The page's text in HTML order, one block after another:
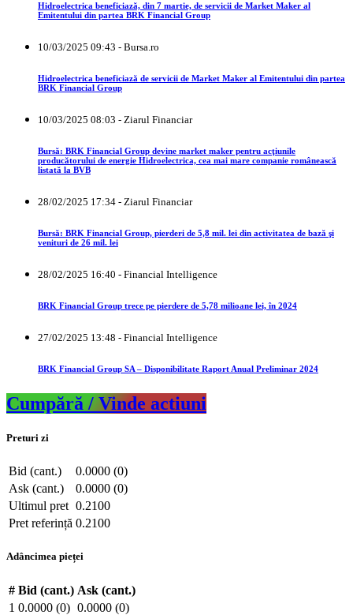
Hidroelectrica beneficiază, din 7 martie, de servicii de Market Maker al
Emitentului din partea BRK Financial Group
10/03/2025 09:43 - Bursa.ro
Hidroelectrica beneficiază de servicii de Market Maker al Emitentului din partea
BRK Financial Group
10/03/2025 08:03 - Ziarul Financiar
Bursă: BRK Financial Group devine market maker pentru acţiunile
producătorului de energie Hidroelectrica, cea mai mare companie românească
listată la BVB
28/02/2025 17:34 - Ziarul Financiar
Bursă: BRK Financial Group, pierderi de 5,8 mil. lei din activitatea de bază şi
venituri de 26 mil. lei
28/02/2025 16:40 - Financial Intelligence
BRK Financial Group trece pe pierdere de 5,78 milioane lei, în 2024
27/02/2025 13:48 - Financial Intelligence
BRK Financial Group SA – Disponibilitate Raport Anual Preliminar 2024
Cumpără / Vinde actiuni
Preturi zi
Bid (cant.)
0.0000 (0)
Ask (cant.)
0.0000 (0)
Ultimul pret 0.2100
Pret referință 0.2100
Adâncimea pieței
# Bid (cant.) Ask (cant.)
1 0.0000 (0) 0.0000 (0)